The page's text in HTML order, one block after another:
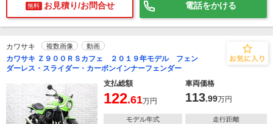
無料 お見積り/お問合せ 電話をかける
カワサキ 複数画像 動画
カワサキ Ｚ９００ＲＳカフェ ２０１９年モデル フェン
ダーレス・スライダー・カーボンインナーフェンダー
支払総額
車両価格
122.61万円 113.99万円
モデル年式
走行距離